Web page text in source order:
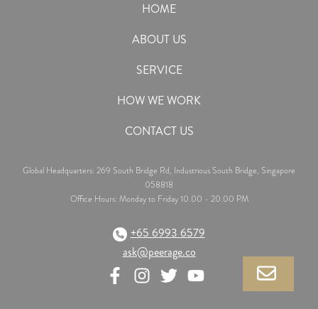
HOME
ABOUT US
SERVICE
HOW WE WORK
CONTACT US
Global Headquarters: 269 South Bridge Rd, Industrious South Bridge, Singapore
058818
Office Hours: Monday to Friday 10.00 - 20.00 PM
+65 6993 6579
ask@peerage.co